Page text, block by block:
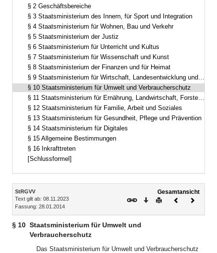
§ 2 Geschäftsbereiche
§ 3 Staatsministerium des Innern, für Sport und Integration
§ 4 Staatsministerium für Wohnen, Bau und Verkehr
§ 5 Staatsministerium der Justiz
§ 6 Staatsministerium für Unterricht und Kultus
§ 7 Staatsministerium für Wissenschaft und Kunst
§ 8 Staatsministerium der Finanzen und für Heimat
§ 9 Staatsministerium für Wirtschaft, Landesentwicklung und Energie
§ 10 Staatsministerium für Umwelt und Verbraucherschutz
§ 11 Staatsministerium für Ernährung, Landwirtschaft, Forsten und Tourismus
§ 12 Staatsministerium für Familie, Arbeit und Soziales
§ 13 Staatsministerium für Gesundheit, Pflege und Prävention
§ 14 Staatsministerium für Digitales
§ 15 Allgemeine Bestimmungen
§ 16 Inkrafttreten
[Schlussformel]
Inhalt
StRGVV
Text gilt ab: 08.11.2023
Fassung: 28.01.2014
Gesamtansicht
Download
DruckenVorheriges
§ 10 Staatsministerium für Umwelt und
Verbraucherschutz
Das Staatsministerium für Umwelt und Verbraucherschutz